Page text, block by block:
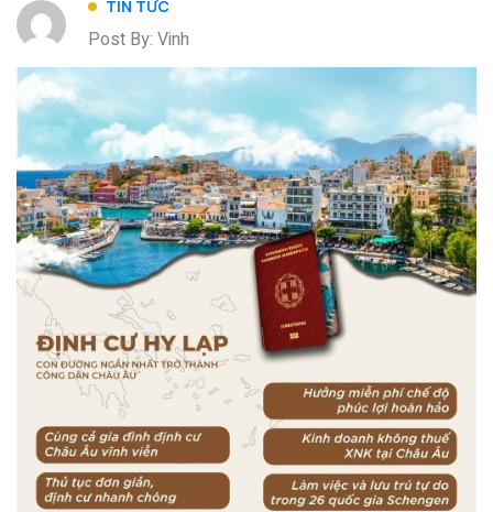
TIN TỨC
Post By: Vinh